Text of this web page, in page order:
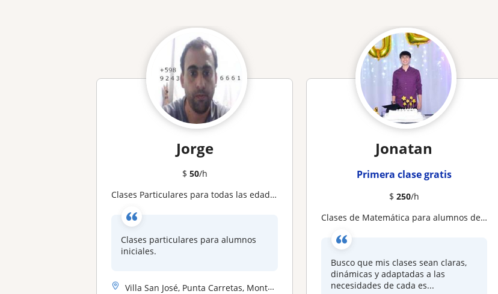
Jorge
$ 50/h
Clases Particulares para todas las edades
Clases particulares para alumnos
iniciales.
Villa San José, Punta Carretas, Montevideo, Buceo, Lagomar, Shangrila
Jonatan
Primera clase gratis
$ 250/h
Clases de Matemática para alumnos de liceo
Busco que mis clases sean claras,
dinámicas y adaptadas a las
necesidades de cada es...